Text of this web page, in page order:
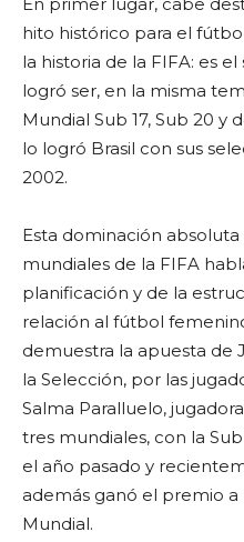
hito histórico para el
la historia de la FIFA: es
logró ser, en la misma
Mundial Sub 17, Sub 20 y
lo logró Brasil con sus
2002.
Esta dominación
mundiales de la FIFA
planificación y de la
relación al fútbol
demuestra la apuesta de
la Selección, por las
Salma Paralluelo,
tres mundiales, con la
el año pasado y
además ganó el premio
Mundial.